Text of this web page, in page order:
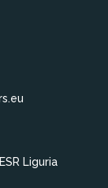
Liguria